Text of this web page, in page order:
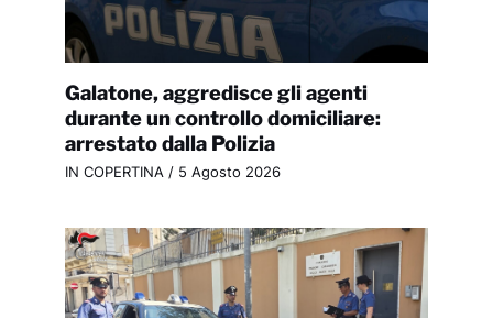
Galatone, aggredisce gli agenti
durante un controllo domiciliare:
arrestato dalla Polizia
IN COPERTINA/ 5 Agosto 2026